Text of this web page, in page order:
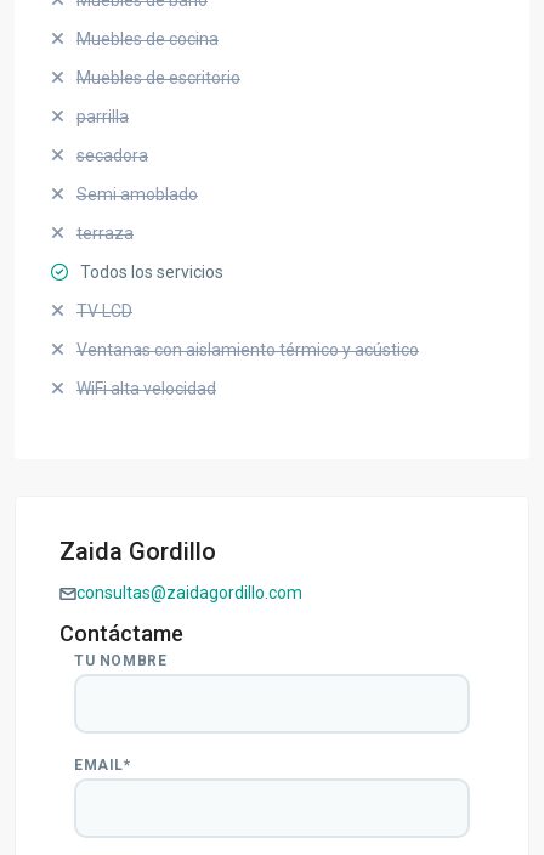
Muebles de cocina
Muebles de escritorio
parrilla
secadora
Semi amoblado
terraza
Todos los servicios
TV LCD
Ventanas con aislamiento térmico y acústico
WiFi alta velocidad
Zaida Gordillo
consultas@zaidagordillo.com
Contáctame
TU NOMBRE
EMAIL*